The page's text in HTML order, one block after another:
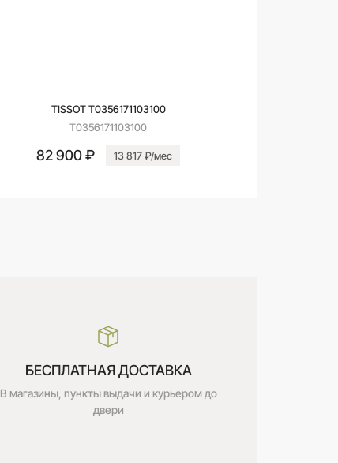
TISSOT T0356171103100
T0356171103100
82 900 ₽ 13 817 ₽/мес
БЕСПЛАТНАЯ ДОСТАВКА
В магазины, пункты выдачи и курьером до
двери